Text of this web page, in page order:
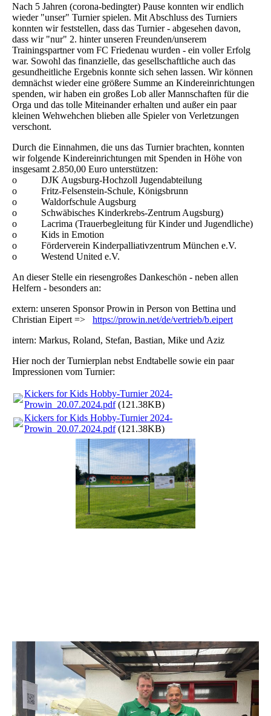
Nach 5 Jahren (corona-bedingter) Pause konnten wir endlich
wieder "unser" Turnier spielen. Mit Abschluss des Turniers
konnten wir feststellen, dass das Turnier - abgesehen davon,
dass wir "nur" 2. hinter unseren Freunden/unserem
Trainingspartner vom FC Friedenau wurden - ein voller Erfolg
war. Sowohl das finanzielle, das gesellschaftliche auch das
gesundheitliche Ergebnis konnte sich sehen lassen. Wir können
demnächst wieder eine größere Summe an Kindereinrichtungen
spenden, wir haben ein großes Lob aller Mannschaften für die
Orga und das tolle Miteinander erhalten und außer ein paar
kleinen Wehwehchen blieben alle Spieler von Verletzungen
verschont.
Durch die Einnahmen, die uns das Turnier brachten, konnten
wir folgende Kindereinrichtungen mit Spenden in Höhe von
insgesamt 2.850,00 Euro unterstützen:
o DJK Augsburg-Hochzoll Jugendabteilung
o Fritz-Felsenstein-Schule, Königsbrunn
o Waldorfschule Augsburg
o Schwäbisches Kinderkrebs-Zentrum Augsburg)
o Lacrima (Trauerbegleitung für Kinder und Jugendliche)
o Kids in Emotion
o Förderverein Kinderpalliativzentrum München e.V.
o Westend United e.V.
An dieser Stelle ein riesengroßes Dankeschön - neben allen
Helfern - besonders an:
extern: unseren Sponsor Prowin in Person von Bettina und
Christian Eipert => https://prowin.net/de/vertrieb/b.eipert
intern: Markus, Roland, Stefan, Bastian, Mike und Aziz
Hier noch der Turnierplan nebst Endtabelle sowie ein paar
Impressionen vom Turnier:
Kickers for Kids Hobby-Turnier 2024-
Prowin_20.07.2024.pdf(121.38KB)
Kickers for Kids Hobby-Turnier 2024-
Prowin_20.07.2024.pdf(121.38KB)